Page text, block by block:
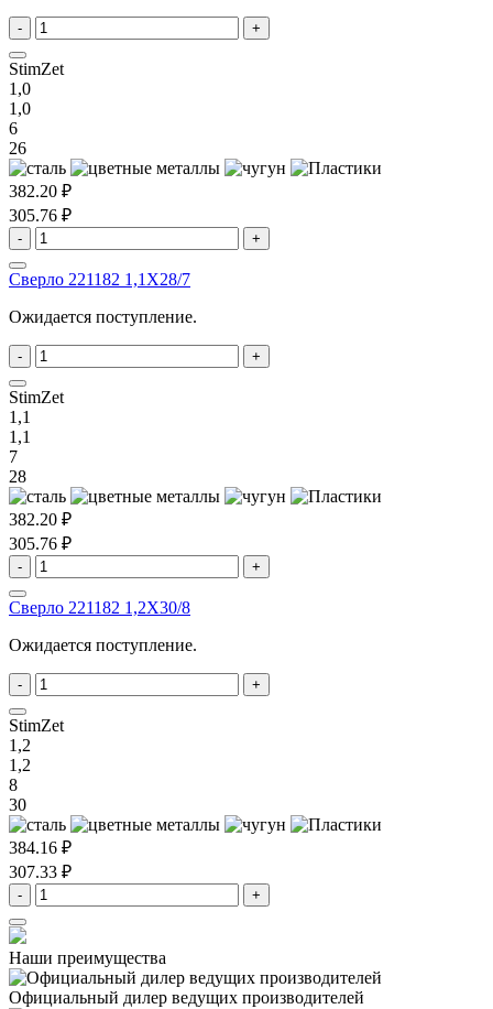
- +
StimZet
1,0
1,0
6
26
382.20 ₽
305.76 ₽
- +
Сверло 221182 1,1X28/7
Ожидается поступление.
- +
StimZet
1,1
1,1
7
28
382.20 ₽
305.76 ₽
- +
Сверло 221182 1,2X30/8
Ожидается поступление.
- +
StimZet
1,2
1,2
8
30
384.16 ₽
307.33 ₽
- +
Наши преимущества
Официальный дилер ведущих производителей